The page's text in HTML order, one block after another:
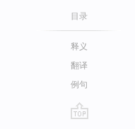
目录
释义
翻译
例句